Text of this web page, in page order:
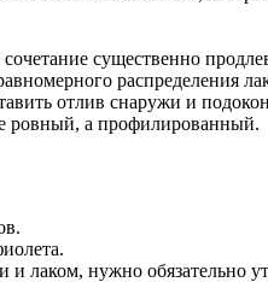
существенно
распределения
отлив снаружи и
ровный, а профилированный.
лаком, нужно обязательно